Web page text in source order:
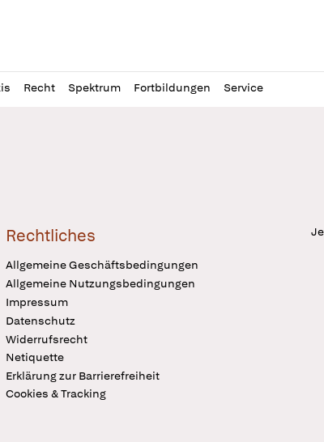
Recht Spektrum Fortbildungen Service
Rechtliches
Allgemeine Geschäftsbedingungen
Allgemeine Nutzungsbedingungen
Impressum
Datenschutz
Widerrufsrecht
Netiquette
Erklärung zur Barrierefreiheit
Cookies & Tracking